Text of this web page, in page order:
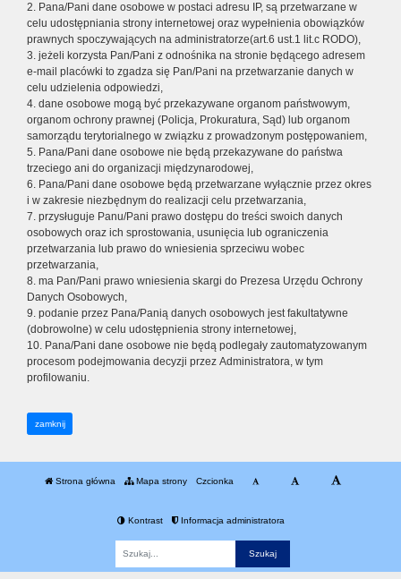
2. Pana/Pani dane osobowe w postaci adresu IP, są przetwarzane w
celu udostępniania strony internetowej oraz wypełnienia obowiązków
prawnych spoczywających na administratorze(art.6 ust.1 lit.c RODO),
3. jeżeli korzysta Pan/Pani z odnośnika na stronie będącego adresem
e-mail placówki to zgadza się Pan/Pani na przetwarzanie danych w
celu udzielenia odpowiedzi,
4. dane osobowe mogą być przekazywane organom państwowym,
organom ochrony prawnej (Policja, Prokuratura, Sąd) lub organom
samorządu terytorialnego w związku z prowadzonym postępowaniem,
5. Pana/Pani dane osobowe nie będą przekazywane do państwa
trzeciego ani do organizacji międzynarodowej,
6. Pana/Pani dane osobowe będą przetwarzane wyłącznie przez okres
i w zakresie niezbędnym do realizacji celu przetwarzania,
7. przysługuje Panu/Pani prawo dostępu do treści swoich danych
osobowych oraz ich sprostowania, usunięcia lub ograniczenia
przetwarzania lub prawo do wniesienia sprzeciwu wobec
przetwarzania,
8. ma Pan/Pani prawo wniesienia skargi do Prezesa Urzędu Ochrony
Danych Osobowych,
9. podanie przez Pana/Panią danych osobowych jest fakultatywne
(dobrowolne) w celu udostępnienia strony internetowej,
10. Pana/Pani dane osobowe nie będą podlegały zautomatyzowanym
procesom podejmowania decyzji przez Administratora, w tym
profilowaniu.
zamknij
Strona główna Mapa strony Czcionka
Kontrast Informacja administratora